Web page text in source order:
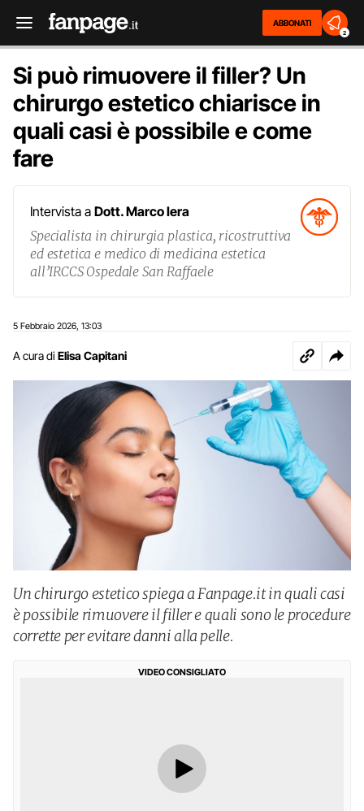
ABBONATI
2
Si può rimuovere il filler? Un
chirurgo estetico chiarisce in
quali casi è possibile e come
fare
Intervista a Dott. Marco Iera
Specialista in chirurgia plastica, ricostruttiva
ed estetica e medico di medicina estetica
all’IRCCS Ospedale San Raffaele
5 Febbraio 2026 13:03
A cura di Elisa Capitani
Un chirurgo estetico spiega a Fanpage.it in quali casi
è possibile rimuovere il filler e quali sono le procedure
corrette per evitare danni alla pelle.
VIDEO CONSIGLIATO